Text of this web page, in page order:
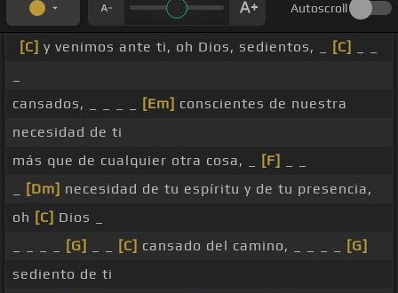
Autoscroll
[C] y venimos ante ti, oh Dios, sedientos, _ [C]
cansados, _ _ _ _
[Em] conscientes de nuestra
necesidad de ti
más que de cualquier otra cosa, _
[F]
[Dm] necesidad de tu espíritu y de tu presencia,
oh [C] Dios _
[G] [C] cansado del camino, _ _ _ _
[G]
sediento de ti